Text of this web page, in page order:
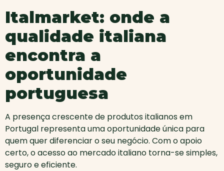
Italmarket: onde a
qualidade italiana
encontra a
oportunidade
portuguesa
A presença crescente de produtos italianos em
Portugal representa uma oportunidade única para
quem quer diferenciar o seu negócio. Com o apoio
certo, o acesso ao mercado italiano torna-se simples,
seguro e eficiente.